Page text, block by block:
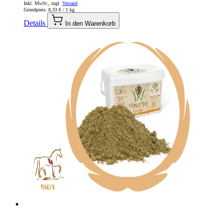
Inkl. MwSt., zzgl. Versand
Grundpreis: 8,33 € / 1 kg
Details In den Warenkorb